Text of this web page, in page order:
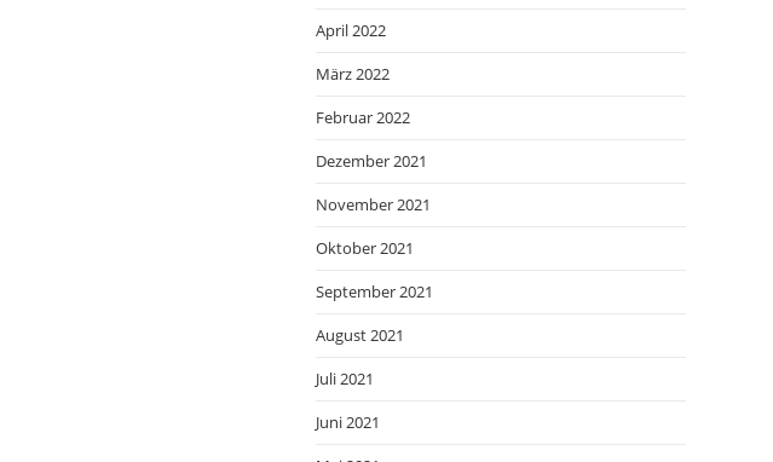
April 2022
März 2022
Februar 2022
Dezember 2021
November 2021
Oktober 2021
September 2021
August 2021
Juli 2021
Juni 2021